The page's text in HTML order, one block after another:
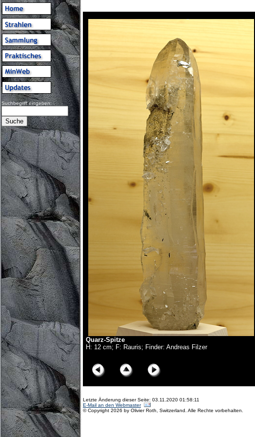
Suchbegriff eingeben:
Quarz-Spitze
H: 12 cm; F: Rauris; Finder: Andreas Filzer
Letzte Änderung dieser Seite: 03.11.2020 01:58:11
E-Mail an den Webmaster
© Copyright 2026 by Olivier Roth, Switzerland. Alle Rechte vorbehalten.